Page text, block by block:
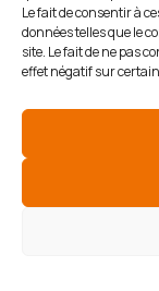
Le fait de consentir à
données telles que le
site. Le fait de ne pas
effet négatif sur